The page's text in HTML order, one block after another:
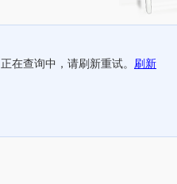
正在查询中，请刷新重试。 刷新